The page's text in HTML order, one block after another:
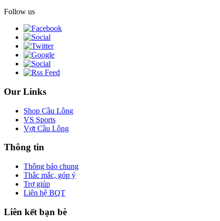
Follow us
Our Links
Shop Cầu Lông
VS Sports
Vợt Cầu Lông
Thông tin
Thông báo chung
Thắc mắc, góp ý
Trợ giúp
Liên hệ BQT
Liên kết bạn bè